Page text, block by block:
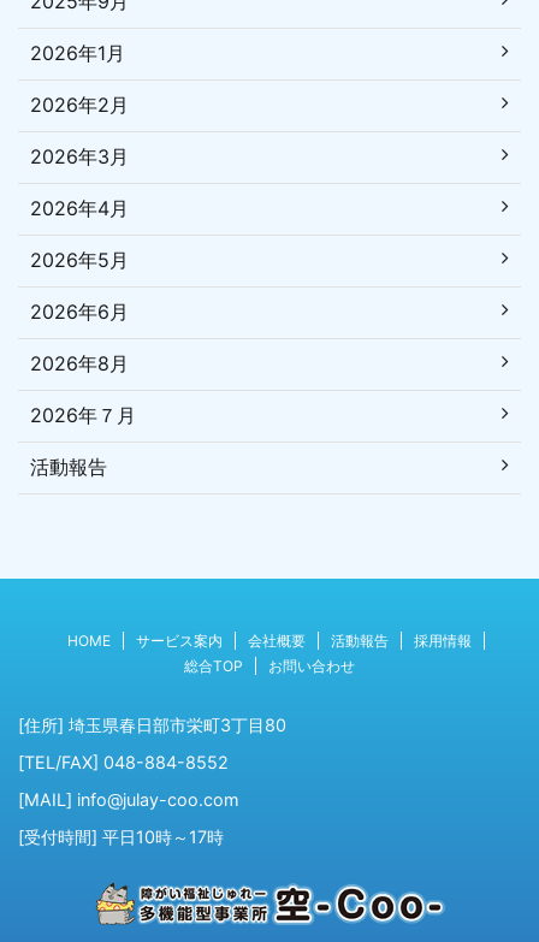
2026年1月
2026年2月
2026年3月
2026年4月
2026年5月
2026年6月
2026年8月
2026年７月
活動報告
HOME サービス案内 会社概要 活動報告
採用情報
総合TOP
お問い合わせ
[住所] 埼玉県春日部市栄町3丁目80
[TEL/FAX] 048-884-8552
[MAIL] info@julay-coo.com
[受付時間] 平日10時～17時